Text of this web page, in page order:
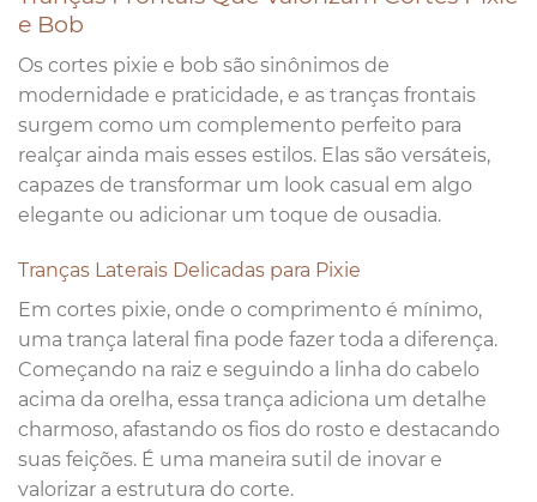
e Bob
Os cortes pixie e bob são sinônimos de
modernidade e praticidade, e as tranças frontais
surgem como um complemento perfeito para
realçar ainda mais esses estilos. Elas são versáteis,
capazes de transformar um look casual em algo
elegante ou adicionar um toque de ousadia.
Tranças Laterais Delicadas para Pixie
Em cortes pixie, onde o comprimento é mínimo,
uma trança lateral fina pode fazer toda a diferença.
Começando na raiz e seguindo a linha do cabelo
acima da orelha, essa trança adiciona um detalhe
charmoso, afastando os fios do rosto e destacando
suas feições. É uma maneira sutil de inovar e
valorizar a estrutura do corte.